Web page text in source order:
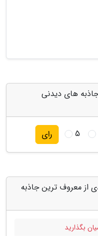
های دیدنی
5 رای
از معروف ترین جاذبه
بگذارید